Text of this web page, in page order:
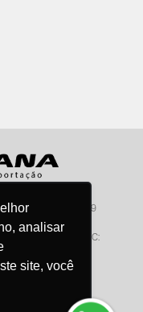
analisar
site, você
0001-49
08:15hs às 18:00hs
SAC: